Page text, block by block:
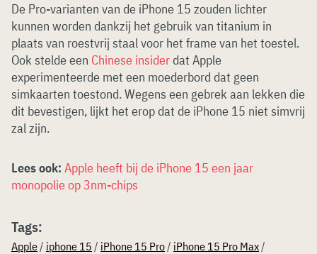
De Pro-varianten van de iPhone 15 zouden lichter
kunnen worden dankzij het gebruik van titanium in
plaats van roestvrij staal voor het frame van het toestel.
Ook stelde een Chinese insiderdat Apple
experimenteerde met een moederbord dat geen
simkaarten toestond. Wegens een gebrek aan lekken die
dit bevestigen, lijkt het erop dat de iPhone 15 niet simvrij
zal zijn.
Lees ook: Apple heeft bij de iPhone 15 een jaar
monopolie op 3nm-chips
Tags:
Apple/ iphone 15 / iPhone 15 Pro/ iPhone 15 Pro Max/